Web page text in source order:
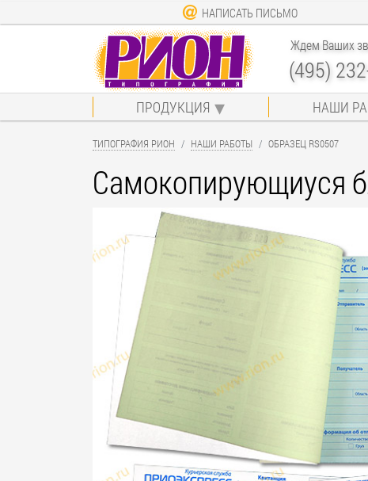
НАПИСАТЬ ПИСЬМО
Ждем Ваших
(495)
ПРОДУКЦИЯ НАШИ
ТИПОГРАФИЯ РИОН НАШИ РАБОТЫ ОБРАЗЕЦ RS0507
Самокопирующиуся